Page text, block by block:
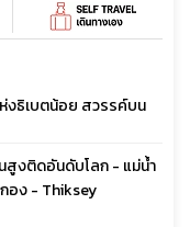
งธิเบตน้อย สวรรค์บน
สูงติดอันดับโลก - แม่น้ำ
อง - Thiksey